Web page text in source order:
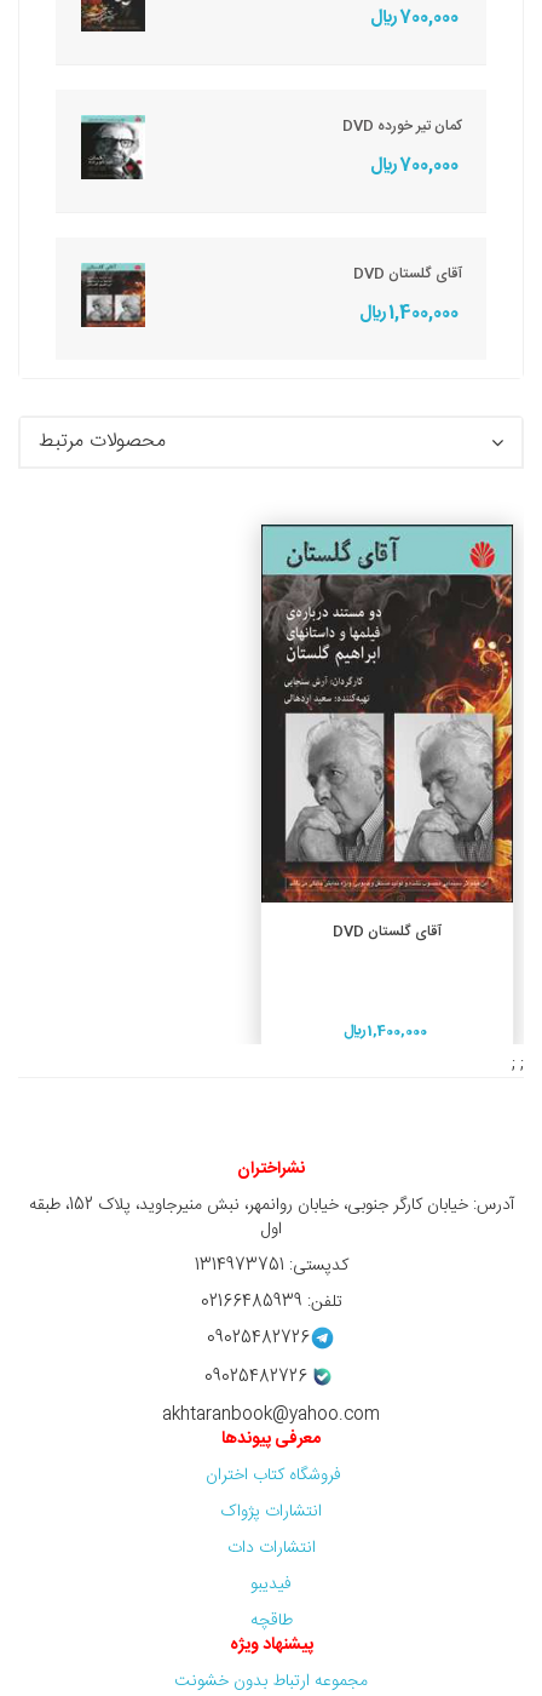
700,000 ريال
کمان تیر خورده DVD
700,000 ريال
آقای گلستان DVD
1,400,000 ريال
محصولات مرتبط
افزودن به سبد خرید
آقای گلستان DVD
1,400,000 ريال
; ;
نشراختران
آدرس: خیابان کارگر جنوبی، خیابان روانمهر، نبش منیرجاوید، پلاک 152، طبقه
اول
کدپستی: 1314973751
تلفن: 02166485939
09025482726
09025482726
akhtaranbook@yahoo.com
معرفی پیوندها
فروشگاه کتاب اختران
انتشارات پژواک
انتشارات دات
فیدیبو
طاقچه
پیشنهاد ویژه
مجموعه ارتباط بدون خشونت